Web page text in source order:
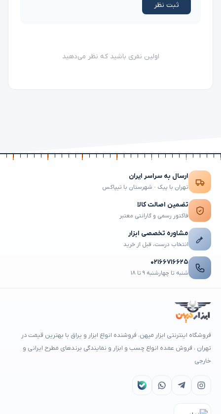
ثبت نظر
اولین نفری باشید که نظر می‌دهید
ارسال به سراسر ایران
تهران با پیک · شهرستان با تیپاکس
تضمین اصالت کالا
فاکتور رسمی و گارانتی معتبر
مشاوره تخصصی ابزار
انتخاب درست، قبل از خرید
۰۲۱۶۶۷۱۶۶۲۵
شنبه تا چهارشنبه ۹ تا ۱۸
فروشگاه اینترنتی ابزار میهن، فروشنده انواع ابزار و یراق با بهترین قیمت در
تهران ، فروش عمده انواع چسب و ابزار و نمایندگی برندهای مطرح ایرانی و
خارجی